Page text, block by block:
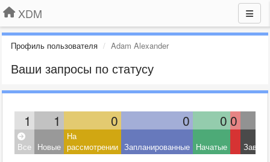
XDM
Профиль пользователя Adam Alexander
Ваши запросы по статусу
1 1 0 0 0 0
Все Новые
На
рассмотрении Запланированные Начатые